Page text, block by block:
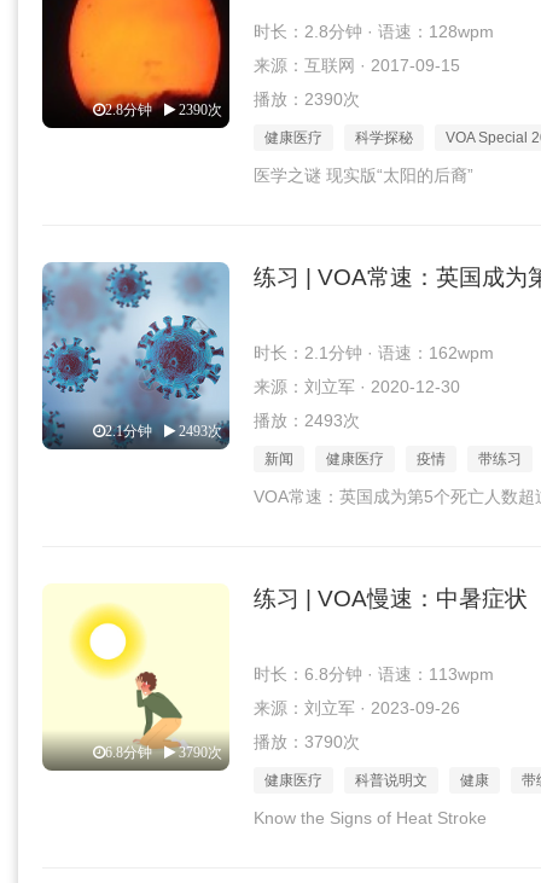
2.8分钟 2390次
时长：2.8分钟 · 语速：128wpm
来源：互联网 · 2017-09-15
播放：2390次
健康医疗 科学探秘 VOA Special
医学之谜 现实版“太阳的后裔”
2.1分钟 2493次
练习 | VOA常速：英国成为
时长：2.1分钟 · 语速：162wpm
来源：刘立军 · 2020-12-30
播放：2493次
新闻 健康医疗 疫情 带练习
VOA常速：英国成为第5个死亡人数超
6.8分钟 3790次
练习 | VOA慢速：中暑症状
时长：6.8分钟 · 语速：113wpm
来源：刘立军 · 2023-09-26
播放：3790次
健康医疗 科普说明文 健康 带
Know the Signs of Heat Stroke